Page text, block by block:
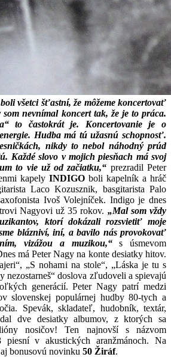
všetci šťastní, že môžeme koncertovať
nevnímal koncert tak, že je to práca.
to častokrát je. Koncertovanie je o
Hudba má tú užasnú schopnosť.
nikdy to nebol náhodný prúd
Každé slovo v mojich piesňach má svoj
to vie už od začiatku,“ prezradil Peter
kapely INDIGO boli kapelník a hráč
Laco Kozusznik, basgitarista Palo
Ivoš Volejníček. Indigo je dnes
Nagyovi už 35 rokov. „Mal som vždy
ktorí dokázali rozsvietiť moje
blázniví, iní, a bavilo nás provokovať
vizážou a muzikou,“
s úsmevom
má Peter Nagy na konte desiatky hitov.
„S nohami na stole“, „Láska je tu s
nezostarneš“ doslova zľudoveli a spievajú
generácií. Peter Nagy patrí medzi
slovenskej populárnej hudby 80-tych a
Spevák, skladateľ, hudobník, textár,
dve desiatky albumov, z ktorých sa
nosičov! Ten najnovší s názvom
piesní v akustických aranžmánoch. Na
bonusovú novinku 50 Žiráf.